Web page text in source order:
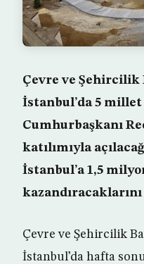
Çevre ve Şehircilik
İstanbul’da 5
Cumhurbaşkanı
katılımıyla
İstanbul’a 1,5
kazandıracaklarını
Çevre ve Şehircilik
İstanbul’da hafta